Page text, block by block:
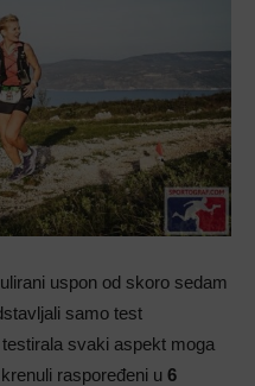
uspon od skoro sedam
samo test
svaki aspekt moga
raspoređeni u 6